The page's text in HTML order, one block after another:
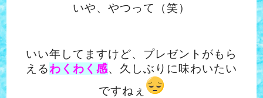
いや、やつって（笑）
いい年してますけど、プレゼントがもら
えるわくわく感、久しぶりに味わいたい
ですねぇ